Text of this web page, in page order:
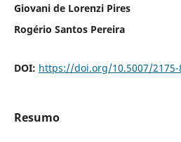
Giovani de Lorenzi Pires
Rogério Santos Pereira
DOI: https://doi.org/10.5007/2175-
Resumo